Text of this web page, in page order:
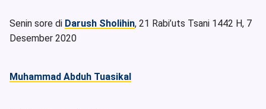
Senin sore di Darush Sholihin, 21 Rabi’uts Tsani 1442 H, 7
Desember 2020
Muhammad Abduh Tuasikal